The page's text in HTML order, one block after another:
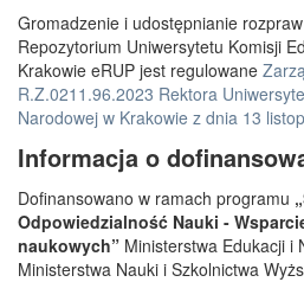
Gromadzenie i udostępnianie
Repozytorium Uniwersytetu Komisji
Krakowie eRUP jest regulowane
R.Z.0211.96.2023 Rektora
Narodowej w Krakowie z dnia 13
Informacja o
Dofinansowano w ramach programu
Odpowiedzialność Nauki -
naukowych” Ministerstwa Edukacji i
Ministerstwa Nauki i Szkolnictwa